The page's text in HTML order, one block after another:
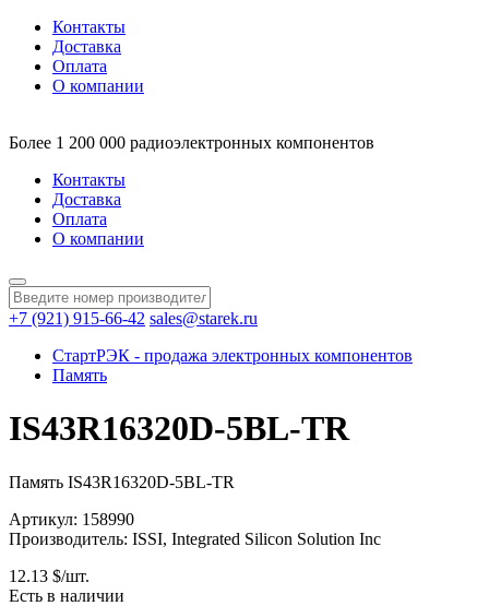
Контакты
Доставка
Оплата
О компании
Более 1 200 000 радиоэлектронных компонентов
Контакты
Доставка
Оплата
О компании
+7 (921) 915-66-42 sales@starek.ru
СтартРЭК - продажа электронных компонентов
Память
IS43R16320D-5BL-TR
Память IS43R16320D-5BL-TR
Артикул: 158990
Производитель: ISSI, Integrated Silicon Solution Inc
12.13 $/шт.
Есть в наличии